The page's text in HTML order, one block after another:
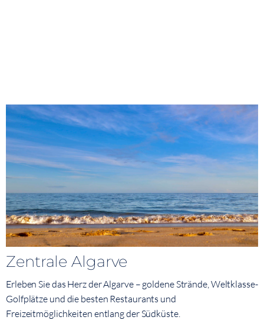
Zentrale Algarve
Erleben Sie das Herz der Algarve – goldene Strände, Weltklasse-
Golfplätze und die besten Restaurants und
Freizeitmöglichkeiten entlang der Südküste.